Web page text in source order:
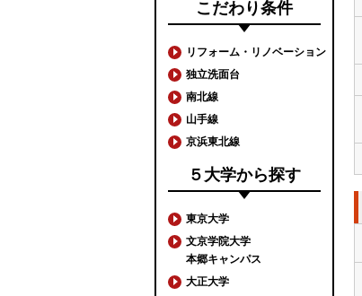
こだわり条件
リフォーム・リノベーション
独立洗面台
南北線
山手線
京浜東北線
５大学から探す
東京大学
文京学院大学
本郷キャンパス
大正大学